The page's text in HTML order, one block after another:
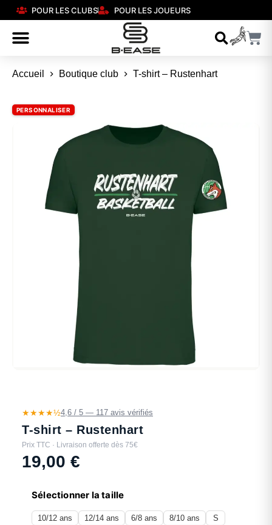
POUR LES CLUBS POUR LES JOUEURS
Accueil Boutique club T-shirt – Rustenhart
PERSONNALISER
★★★★½4,6 / 5 — 117 avis vérifiés
T-shirt – Rustenhart
Prix TTC · Livraison offerte dès 75€
19,00 €
Sélectionner la taille
10/12 ans 12/14 ans 6/8 ans 8/10 ans
S